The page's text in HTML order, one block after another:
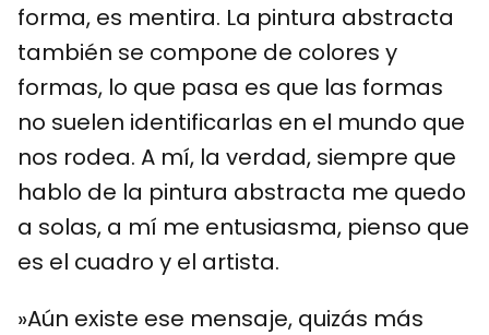
forma, es mentira. La pintura abstracta
también se compone de colores y
formas, lo que pasa es que las formas
no suelen identificarlas en el mundo que
nos rodea. A mí, la verdad, siempre que
hablo de la pintura abstracta me quedo
a solas, a mí me entusiasma, pienso que
es el cuadro y el artista.
»Aún existe ese mensaje, quizás más